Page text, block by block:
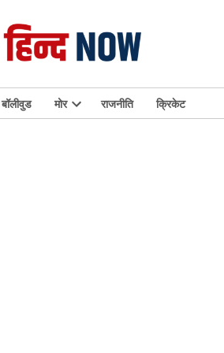
बॉलीवुड मोर
Open
राजनीति क्रिकेट